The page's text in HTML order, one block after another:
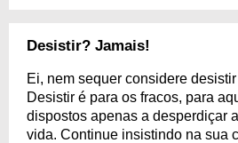
Desistir? Jamais!
Ei, nem sequer considere
Desistir é para os fracos, para
dispostos apenas a desperdiçar
vida. Continue insistindo na sua